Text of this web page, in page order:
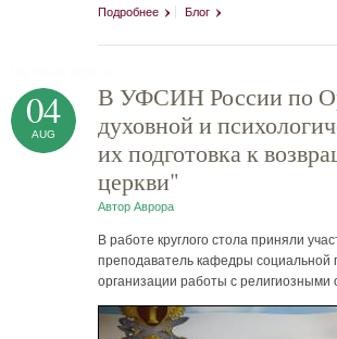
Подробнее Блог
В УФСИН России по
духовной и
их подготовка к
церкви"
Автор Аврора
04
AUG
В работе круглого стола приняли
преподаватель кафедры социальной
организации работы с религиозными